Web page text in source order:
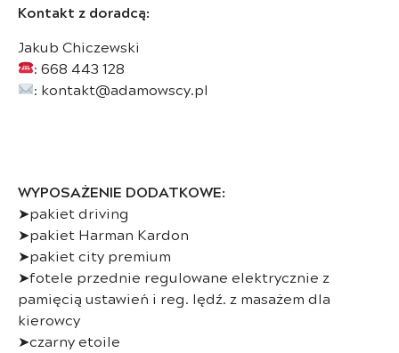
Kontakt z doradcą:
Jakub Chiczewski
: 668 443 128
: kontakt@adamowscy.pl
WYPOSAŻENIE DODATKOWE:
➤pakiet driving
➤pakiet Harman Kardon
➤pakiet city premium
➤fotele przednie regulowane elektrycznie z
pamięcią ustawień i reg. lędź. z masażem dla
kierowcy
➤czarny etoile